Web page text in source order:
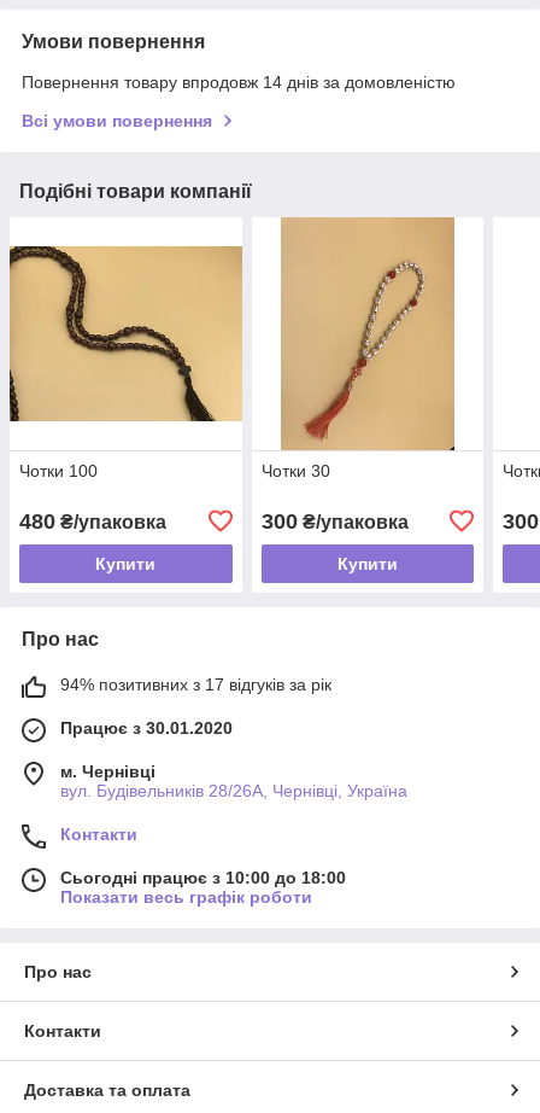
Умови повернення
Повернення товару впродовж 14 днів за домовленістю
Всі умови повернення
Подібні товари компанії
Чотки 100
480 ₴/упаковка
Купити
Чотки 30
300₴/упаковка
Купити
300
Про нас
94% позитивних з 17 відгуків за рік
Працює з 30.01.2020
м. Чернівці
вул. Будівельників 28/26А, Чернівці, Україна
Контакти
Сьогодні працює з 10:00 до 18:00
Показати весь графік роботи
Про нас
Контакти
Доставка та оплата